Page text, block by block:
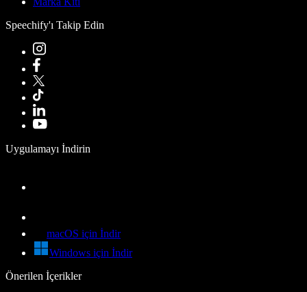
Speechify'ı Takip Edin
Uygulamayı İndirin
macOS için İndir
Windows için İndir
Önerilen İçerikler